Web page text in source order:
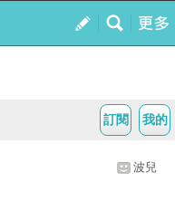
我的
訂閱
波兒